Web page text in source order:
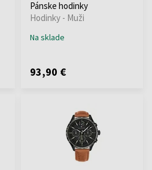
Pánske hodinky
Hodinky - Muži
Na sklade
93,90 €